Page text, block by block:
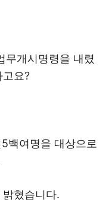
무개시명령을 내렸
요?
백여명을 대상으로
혔습니다.